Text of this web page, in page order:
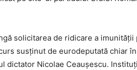
solicitarea de ridicare a
susținut de eurodeputată chiar
Nicolae Ceaușescu.